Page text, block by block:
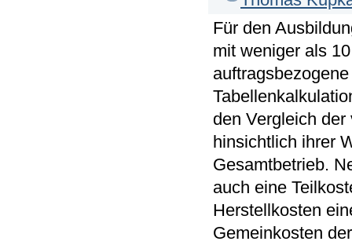
Für den
mit weniger als
den Vergleich
hinsichtlich ihrer
Gesamtbetrieb.
auch eine
Herstellkosten
Gemeinkosten